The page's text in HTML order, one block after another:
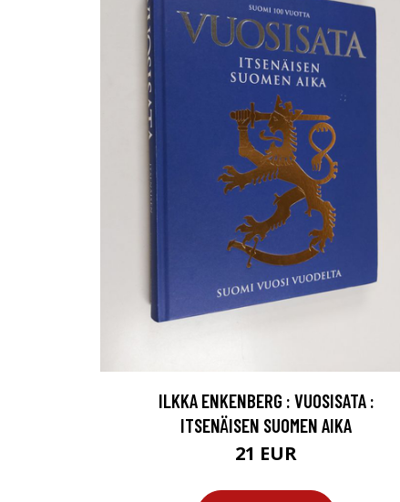
ILKKA ENKENBERG : VUOSISATA :
ITSENÄISEN SUOMEN AIKA
21 EUR